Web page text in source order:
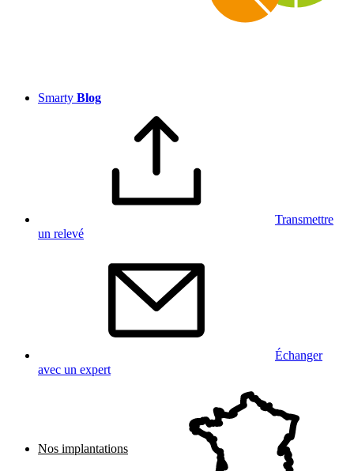
Smarty Blog
Transmettre
un relevé
Échanger
avec un expert
Nos implantations